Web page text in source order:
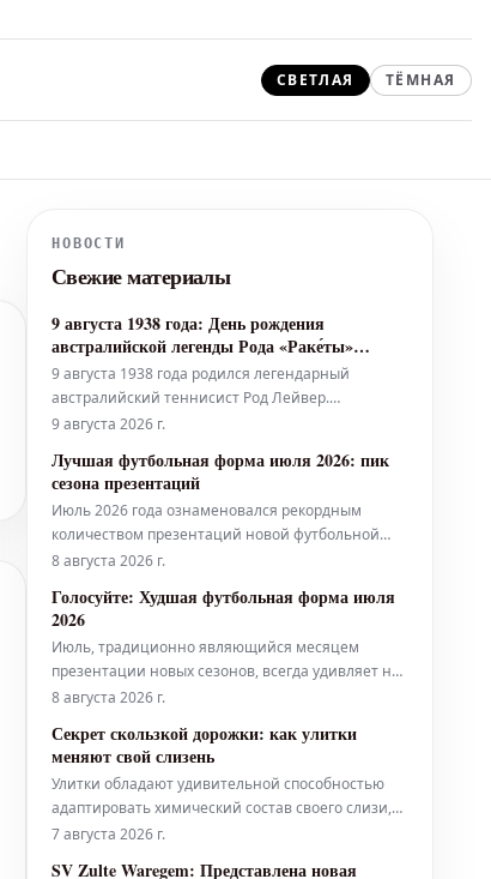
СВЕТЛАЯ ТЁМНАЯ
НОВОСТИ
Свежие материалы
9 августа 1938 года: День рождения
австралийской легенды Рода «Раке́ты»
Лейвера
9 августа 1938 года родился легендарный
австралийский теннисист Род Лейвер.
Известный как «Ракета», он остается
дважды завоевавшим календарный Большой
шлем: однажды как любитель в 1962 году и один
раз как профессионал в 1969 году.
9 августа 2026 г.
Лучшая футбольная форма июля 2026: пик
сезона презентаций
Июль 2026 года ознаменовался рекордным
количеством презентаций новой футбольной
формы, став самым активным месяцем в этом
представленного.
8 августа 2026 г.
Голосуйте: Худшая футбольная форма июля
2026
Июль, традиционно являющийся месяцем
презентации новых сезонов, всегда удивляет нас
большим количеством выпусков, чем любой
новинки оказываются удачными.
8 августа 2026 г.
Секрет скользкой дорожки: как улитки
меняют свой слизень
Улитки обладают удивительной способностью
адаптировать химический состав своего слизи,
делая его то жидким, то твердым, то липким – в
7 августа 2026 г.
SV Zulte Waregem: Представлена новая